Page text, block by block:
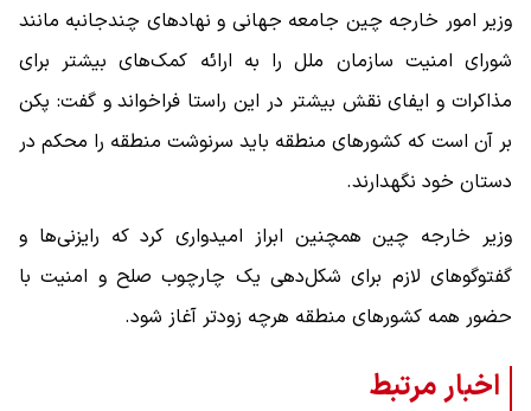
وزیر امور خارجه چین جامعه جهانی و نهادهای چندجانبه مانند
شورای امنیت سازمان ملل را به ارائه کمک‌های بیشتر برای
مذاکرات و ایفای نقش بیشتر در این راستا فراخواند و گفت: پکن
بر آن است که کشورهای منطقه‌ باید سرنوشت منطقه را محکم در
دستان خود نگهدارند.
وزیر خارجه چین همچنین ابراز امیدواری کرد که رایزنی‌ها و
گفت‎وگوهای لازم برای شکل‌دهی یک چارچوب صلح و امنیت با
حضور همه کشورهای منطقه هرچه زودتر آغاز شود.
اخبار مرتبط